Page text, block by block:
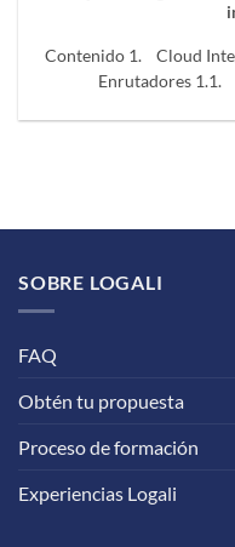
Contenido 1. Cloud
Enrutadores
SOBRE LOGALI
FAQ
Obtén tu propuesta
Proceso de formación
Experiencias Logali